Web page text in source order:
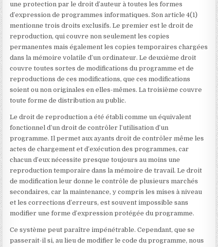
une protection par le droit d’auteur à toutes les formes
d’expression de programmes informatiques. Son article 4(1)
mentionne trois droits exclusifs. Le premier est le droit de
reproduction, qui couvre non seulement les copies
permanentes mais également les copies temporaires chargées
dans la mémoire volatile d’un ordinateur. Le deuxième droit
couvre toutes sortes de modifications du programme et de
reproductions de ces modifications, que ces modifications
soient ou non originales en elles-mêmes. La troisième couvre
toute forme de distribution au public.
Le droit de reproduction a été établi comme un équivalent
fonctionnel d’un droit de contrôler l’utilisation d’un
programme. Il permet aux ayants droit de contrôler même les
actes de chargement et d’exécution des programmes, car
chacun d’eux nécessite presque toujours au moins une
reproduction temporaire dans la mémoire de travail. Le droit
de modification leur donne le contrôle de plusieurs marchés
secondaires, car la maintenance, y compris les mises à niveau
et les corrections d’erreurs, est souvent impossible sans
modifier une forme d’expression protégée du programme.
Ce système peut paraître impénétrable. Cependant, que se
passerait-il si, au lieu de modifier le code du programme, nous